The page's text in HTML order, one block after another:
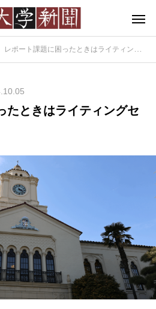
レポート課題に困ったときはライティングセ
たときはライティングセ